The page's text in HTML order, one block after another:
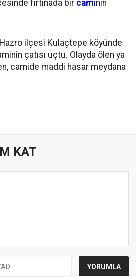
fırtınada bir caminin
ilçesi Kulaçtepe köyünde
çatısı uçtu. Olayda ölen ya
camide maddi hasar meydana
KAT